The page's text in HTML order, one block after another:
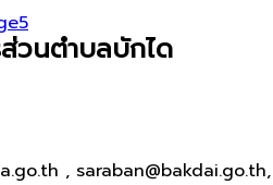
5
วนตำบลบักได
,